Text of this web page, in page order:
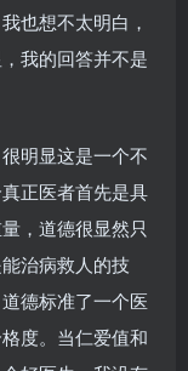
也想不太明白，
我的回答并不是
明显这是一个不
正医者首先是具
，道德很显然只
治病救人的技
德标准了一个医
度。当仁爱值和